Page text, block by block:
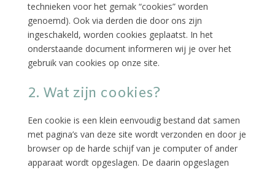
technieken voor het gemak “cookies” worden
genoemd). Ook via derden die door ons zijn
ingeschakeld, worden cookies geplaatst. In het
onderstaande document informeren wij je over het
gebruik van cookies op onze site.
2. Wat zijn cookies?
Een cookie is een klein eenvoudig bestand dat samen
met pagina’s van deze site wordt verzonden en door je
browser op de harde schijf van je computer of ander
apparaat wordt opgeslagen. De daarin opgeslagen